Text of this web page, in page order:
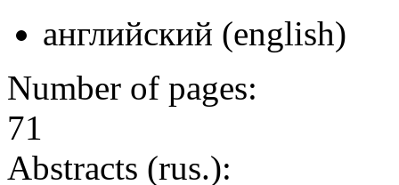
английский (english)
Number of pages:
71
Abstracts (rus.):